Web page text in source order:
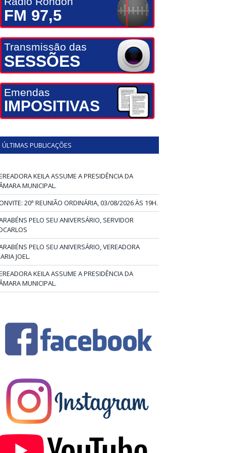
FM 97,5
Transmissão das
SESSÕES
Emendas
IMPOSITIVAS
ÚLTIMAS PUBLICAÇÕES
KEILA ASSUME A PRESIDÊNCIA DA
MUNICIPAL.
20ª REUNIÃO ORDINÁRIA, 03/08/2026 ÀS 19H.
PELO SEU ANIVERSÁRIO, SERVIDOR
PELO SEU ANIVERSÁRIO, VEREADORA
JOEL.
KEILA ASSUME A PRESIDÊNCIA DA
MUNICIPAL.